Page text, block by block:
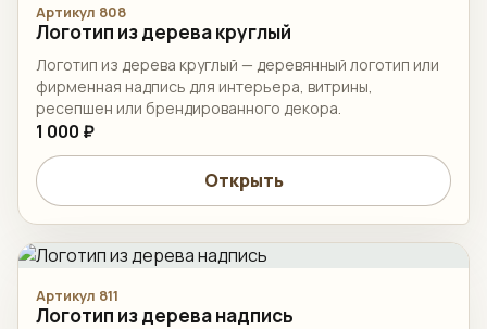
Артикул 808
Логотип из дерева круглый
Логотип из дерева круглый — деревянный логотип или
фирменная надпись для интерьера, витрины,
ресепшен или брендированного декора.
1 000 ₽
Открыть
Артикул 811
Логотип из дерева надпись